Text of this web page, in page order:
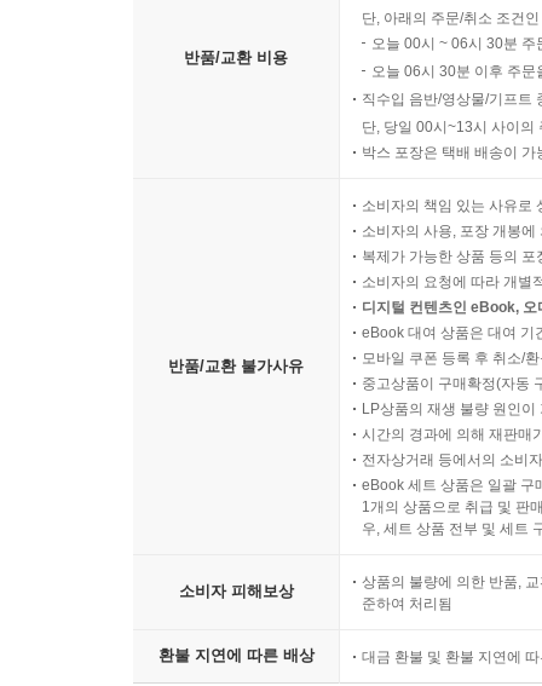
반품/교환 비용
단, 아래의 주문/취소 조건
오늘 00시 ~ 06시 30분
오늘 06시 30분 이후 주
직수입 음반/영상물/기프트
단, 당일 00시~13시 사이의
박스 포장은 택배 배송이
반품/교환 불가사유
소비자의 책임 있는 사유로
소비자의 사용, 포장 개봉
복제가 가능한 상품 등의
소비자의 요청에 따라 개별
디지털 컨텐츠인 eBook,
eBook 대여 상품은 대여 기
모바일 쿠폰 등록 후 취소/
중고상품이 구매확정(자동
LP상품의 재생 불량 원인
시간의 경과에 의해 재판매
전자상거래 등에서의 소비
eBook 세트 상품은 일괄 구
1개의 상품으로 취급 및 판
우, 세트 상품 전부 및 세트
소비자 피해보상
상품의 불량에 의한 반품,
준하여 처리됨
환불 지연에 따른 배상 대금 환불 및 환불 지연에